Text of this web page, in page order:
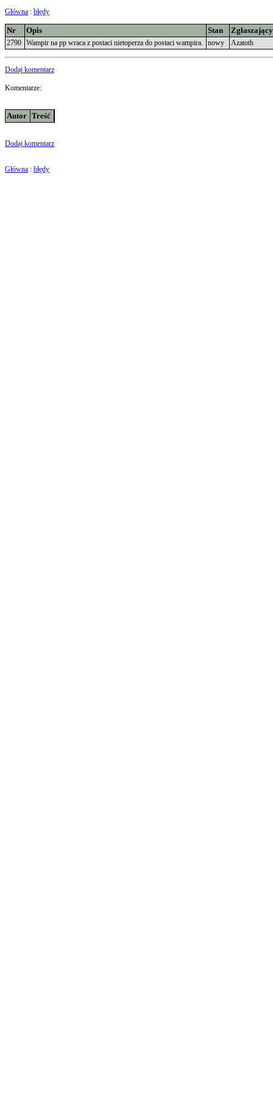
Główna : błędy
Nr Opis Stan
2790 Wampir na pp wraca z postaci nietoperza do postaci wampira. nowy Azatoth
Dodaj komentarz
Komentarze:
Autor Treść
Dodaj komentarz
Główna : błędy